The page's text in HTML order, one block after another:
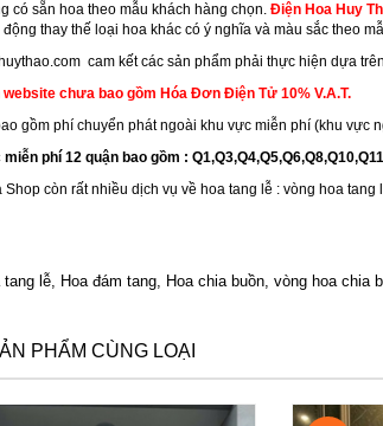
có sẵn hoa theo mẫu khách hàng chọn. Điện Hoa Huy
động thay thế loại hoa khác có ý nghĩa và màu sắc theo
cam kết các sản phẩm phải thực hiện dựa
website chưa bao gồm Hóa Đơn Điện Tử 10% V.A.T.
gồm phí chuyển phát ngoài khu vực miễn phí (khu vực
phí 12 quận bao gồm :
Shop còn rất nhiều dịch vụ về hoa tang lễ : vòng hoa tang
tang lễ, Hoa đám tang, Hoa chia buồn, vòng hoa chia
PHẨM CÙNG LOẠI